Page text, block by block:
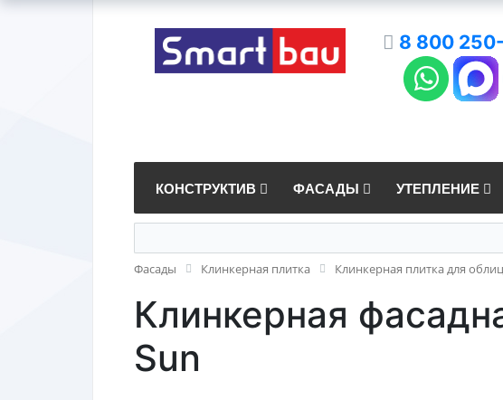
8 800
КОНСТРУКТИВ ФАСАДЫ УТЕПЛЕНИЕ
Фасады Клинкерная плитка Клинкерная плитка для
Клинкерная
Sun